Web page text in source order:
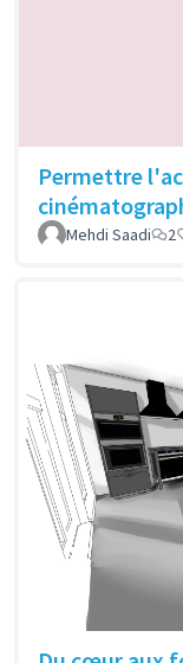
Permettre
Mehdi Saadi 2